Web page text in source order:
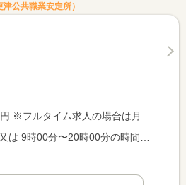
公共職業安定所）
月額（換算額）、パート求人の場合は時間額を表示しています。